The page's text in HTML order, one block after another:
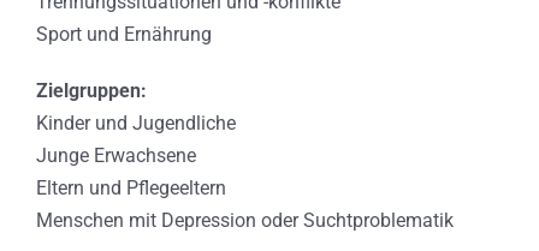
Sport und Ernährung
Zielgruppen:
Kinder und Jugendliche
Junge Erwachsene
Eltern und Pflegeeltern
Menschen mit Depression oder Suchtproblematik